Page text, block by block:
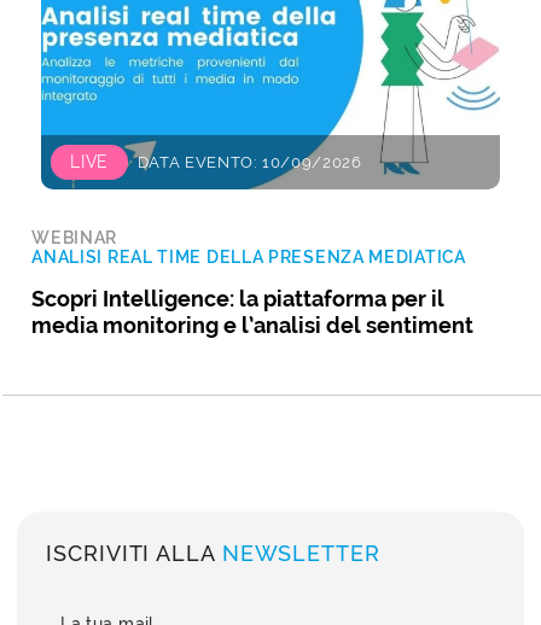
LIVE DATA EVENTO: 10/09/2026
WEBINAR
ANALISI REAL TIME DELLA PRESENZA MEDIATICA
Scopri Intelligence: la piattaforma per il
media monitoring e l’analisi del sentiment
ISCRIVITI ALLA NEWSLETTER